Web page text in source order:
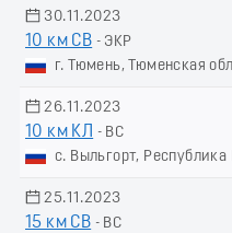
30.11.2023
10 км СВ - ЭКР
г. Тюмень, Тюменская
26.11.2023
10 км КЛ
- ВС
с. Выльгорт, Республика
25.11.2023
15 км СВ - ВС